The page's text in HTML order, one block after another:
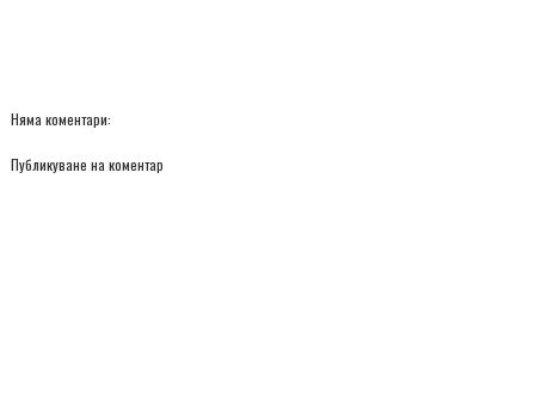
Няма коментари:
Публикуване на коментар